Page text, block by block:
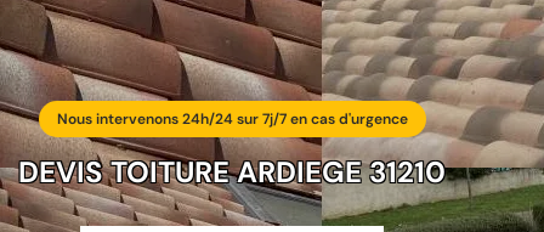
Nous intervenons 24h/24 sur 7j/7 en cas d'urgence
DEVIS TOITURE ARDIEGE 31210